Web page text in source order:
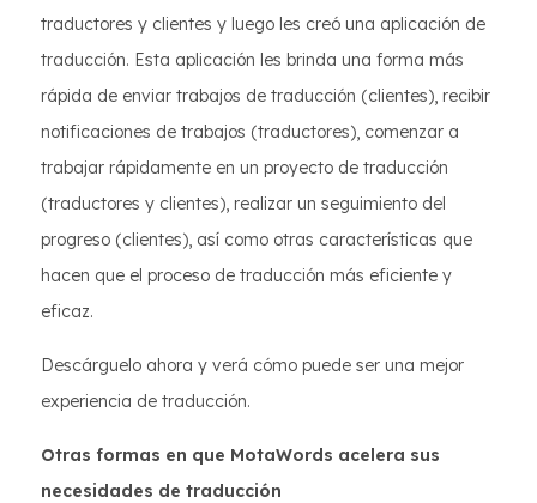
traductores y clientes y luego les creó una aplicación de
traducción. Esta aplicación les brinda una forma más
rápida de enviar trabajos de traducción (clientes), recibir
notificaciones de trabajos (traductores), comenzar a
trabajar rápidamente en un proyecto de traducción
(traductores y clientes), realizar un seguimiento del
progreso (clientes), así como otras características que
hacen que el proceso de traducción más eficiente y
eficaz.
Descárguelo ahora y verá cómo puede ser una mejor
experiencia de traducción.
Otras formas en que MotaWords acelera sus
necesidades de traducción